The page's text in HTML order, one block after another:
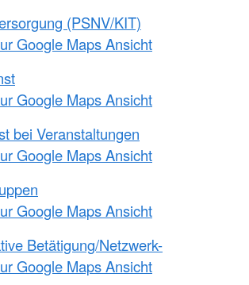
(PSNV/KIT)
Google Maps Ansicht
Google Maps Ansicht
bei Veranstaltungen
Google Maps Ansicht
Google Maps Ansicht
Betätigung/Netzwerk-
Google Maps Ansicht